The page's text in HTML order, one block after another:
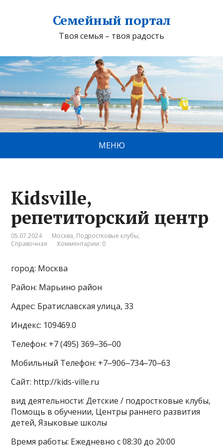
Семейный портал
Твоя семья – твоя радость
МЕНЮ
Kidsville,
репетиторский центр
05.07.2024 Москва, Подростковые клубы,
Справочная
Комментарии: 0
город: Москва
Район: Марьино район
Адрес: Братиславская улица, 33
Индекс: 109469.0
Телефон: +7 (495) 369‒36‒00
Мобильный Телефон: +7‒906‒734‒70‒63
Сайт: http://kids-ville.ru
вид деятельности: Детские / подростковые клубы,
Помощь в обучении, Центры раннего развития
детей, Языковые школы
Время работы: Ежедневно с 08:30 до 20:00